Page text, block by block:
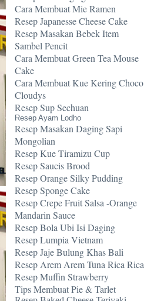
Cara Membuat Mie Ramen
Resep Japanesse Cheese Cake
Resep Masakan Bebek Item
Sambel Pencit
Cara Membuat Green Tea Mouse
Cake
Cara Membuat Kue Kering Choco
Cloudys
Resep Sup Sechuan
Resep Ayam Lodho
Resep Masakan Daging Sapi
Mongolian
Resep Kue Tiramizu Cup
Resep Saucis Brood
Resep Orange Silky Pudding
Resep Sponge Cake
Resep Crepe Fruit Salsa -Orange
Mandarin Sauce
Resep Bola Ubi Isi Daging
Resep Lumpia Vietnam
Resep Jaje Bulung Khas Bali
Resep Arem Arem Tuna Rica Rica
Resep Muffin Strawberry
Tips Membuat Pie & Tarlet